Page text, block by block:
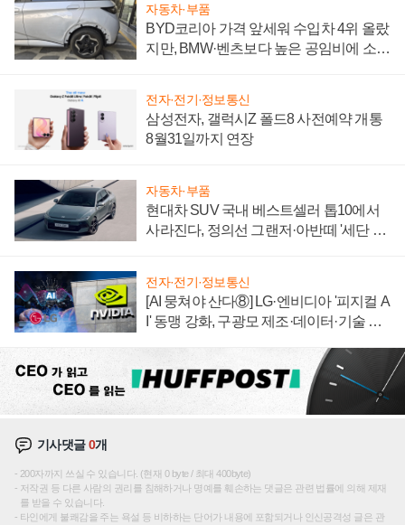
자동차·부품
BYD코리아 가격 앞세워 수입차 4위 올랐
지만, BMW·벤츠보다 높은 공임비에 소비
전자·전기·정보통신
삼성전자, 갤럭시Z 폴드8 사전예약 개통
8월31일까지 연장
자동차·부품
현대차 SUV 국내 베스트셀러 톱10에서
사라진다, 정의선 그랜저·아반떼 '세단 쌍
전자·전기·정보통신
[AI 뭉쳐야 산다⑧] LG·엔비디아 '피지컬 A
I' 동맹 강화, 구광모 제조·데이터·기술 결
기사댓글0개
200자까지 쓰실 수 있습니다. (현재 0 byte / 최대 400byte)
저작권 등 다른 사람의 권리를 침해하거나 명예를 훼손하는 댓글은 관련 법률에 의해 제재
를 받을 수 있습니다.
타인에게 불쾌감을 주는 욕설 등 비하하는 단어가 내용에 포함되거나 인신공격성 글은 관